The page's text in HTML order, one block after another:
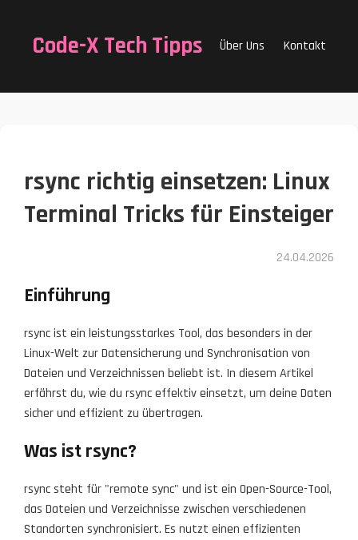
Code-X Tech Tipps Über Uns Kontakt
rsync richtig einsetzen: Linux
Terminal Tricks für Einsteiger
24.04.2026
Einführung
rsync ist ein leistungsstarkes Tool, das besonders in der
Linux-Welt zur Datensicherung und Synchronisation von
Dateien und Verzeichnissen beliebt ist. In diesem Artikel
erfährst du, wie du rsync effektiv einsetzt, um deine Daten
sicher und effizient zu übertragen.
Was ist rsync?
rsync steht für "remote sync" und ist ein Open-Source-Tool,
das Dateien und Verzeichnisse zwischen verschiedenen
Standorten synchronisiert. Es nutzt einen effizienten